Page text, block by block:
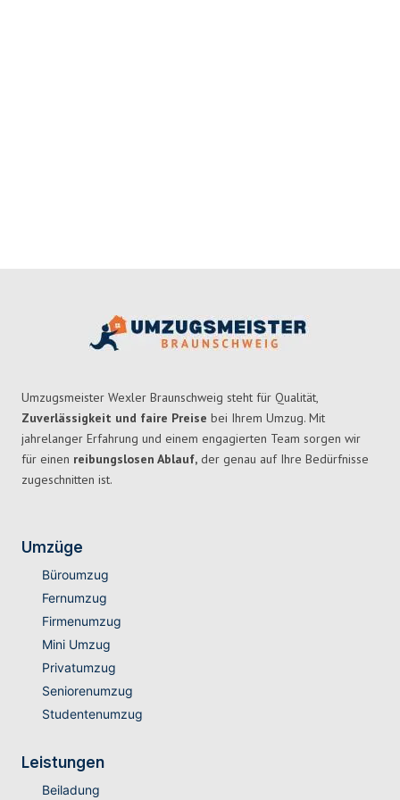
Umzugsmeister Wexler Braunschweig steht für Qualität,
Zuverlässigkeit und faire Preise bei Ihrem Umzug. Mit
jahrelanger Erfahrung und einem engagierten Team sorgen wir
für einen reibungslosen Ablauf, der genau auf Ihre Bedürfnisse
zugeschnitten ist.
Umzüge
Büroumzug
Fernumzug
Firmenumzug
Mini Umzug
Privatumzug
Seniorenumzug
Studentenumzug
Leistungen
Beiladung